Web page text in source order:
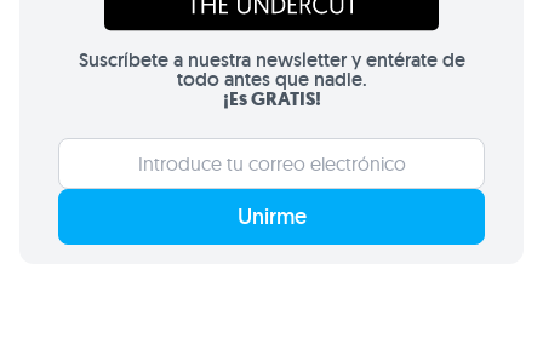
Suscríbete a nuestra newsletter y entérate de
todo antes que nadie.
¡Es GRATIS!
Unirme